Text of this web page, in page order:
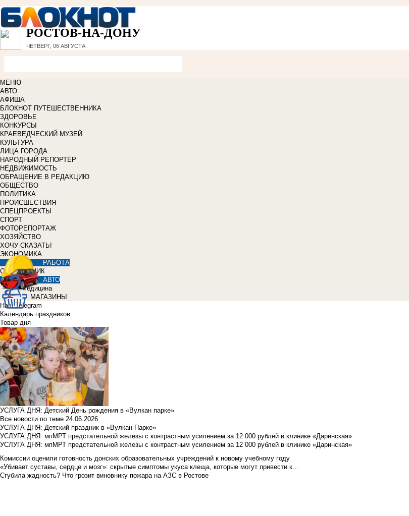
РОСТОВ-НА-ДОНУ
ЧЕТВЕРГ, 06 АВГУСТА
МЕНЮ
АВТО
АФИША
БЛОКНОТ ПУТЕШЕСТВЕННИКА
ЗДОРОВЬЕ
КОНКУРСЫ
КРАЕВЕДЧЕСКИЙ МУЗЕЙ
КУЛЬТУРА
ЛИЦА ГОРОДА
НАРОДНЫЙ РЕПОРТЁР
НЕДВИЖИМОСТЬ
ОБРАЩЕНИЕ В РЕДАКЦИЮ
ОБЩЕСТВО
ПОЛИТИКА
ПРОИСШЕСТВИЯ
СПЕЦПРОЕКТЫ
СПОРТ
ФОТОРЕПОРТАЖ
ХОЗЯЙСТВО
ХОЧУ СКАЗАТЬ!
ЭКОНОМИКА
РАБОТА
СПРАВОЧНИК
АВТО
Медицина
МАГАЗИНЫ
Наш Telegram
Календарь праздников
Товар дня
УСЛУГА ДНЯ: Детский День рождения в «Вулкан парке»
Все новости по теме 24.06.2026
УСЛУГА ДНЯ: Детский праздник в «Вулкан Парке»
УСЛУГА ДНЯ: мпМРТ предстательной железы с контрастным усилением за 12 000 рублей в клинике «Даринская»
УСЛУГА ДНЯ: мпМРТ предстательной железы с контрастным усилением за 12 000 рублей в клинике «Даринская»
Комиссии оценили готовность донских образовательных учреждений к новому учебному году
«Убивает суставы, сердце и мозг»: скрытые симптомы укуса клеща, которые могут привести к...
Сгубила жадность? Что грозит виновнику пожара на АЗС в Ростове